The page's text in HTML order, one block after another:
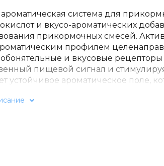
система для
и вкусо-ароматических
прикормочных смесей.
профилем
обонятельные и вкусовые
пищевой сигнал и
устойчивое ароматическое поле,
улучшению пищеварения